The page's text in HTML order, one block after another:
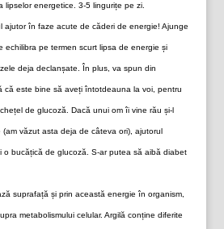
lipselor energetice. 3-5 lingurițe pe zi.
ajutor în faze acute de căderi de energie! Ajunge
echilibra pe termen scurt lipsa de energie și
deja declanșate. În plus, va spun din
că este bine să aveți întotdeauna la voi, pentru
de glucoză. Dacă unui om îi vine rău și-l
văzut asta deja de câteva ori), ajutorul
o bucățică de glucoză. S-ar putea să aibă diabet
suprafață și prin această energie în organism,
metabolismului celular. Argilă conține diferite